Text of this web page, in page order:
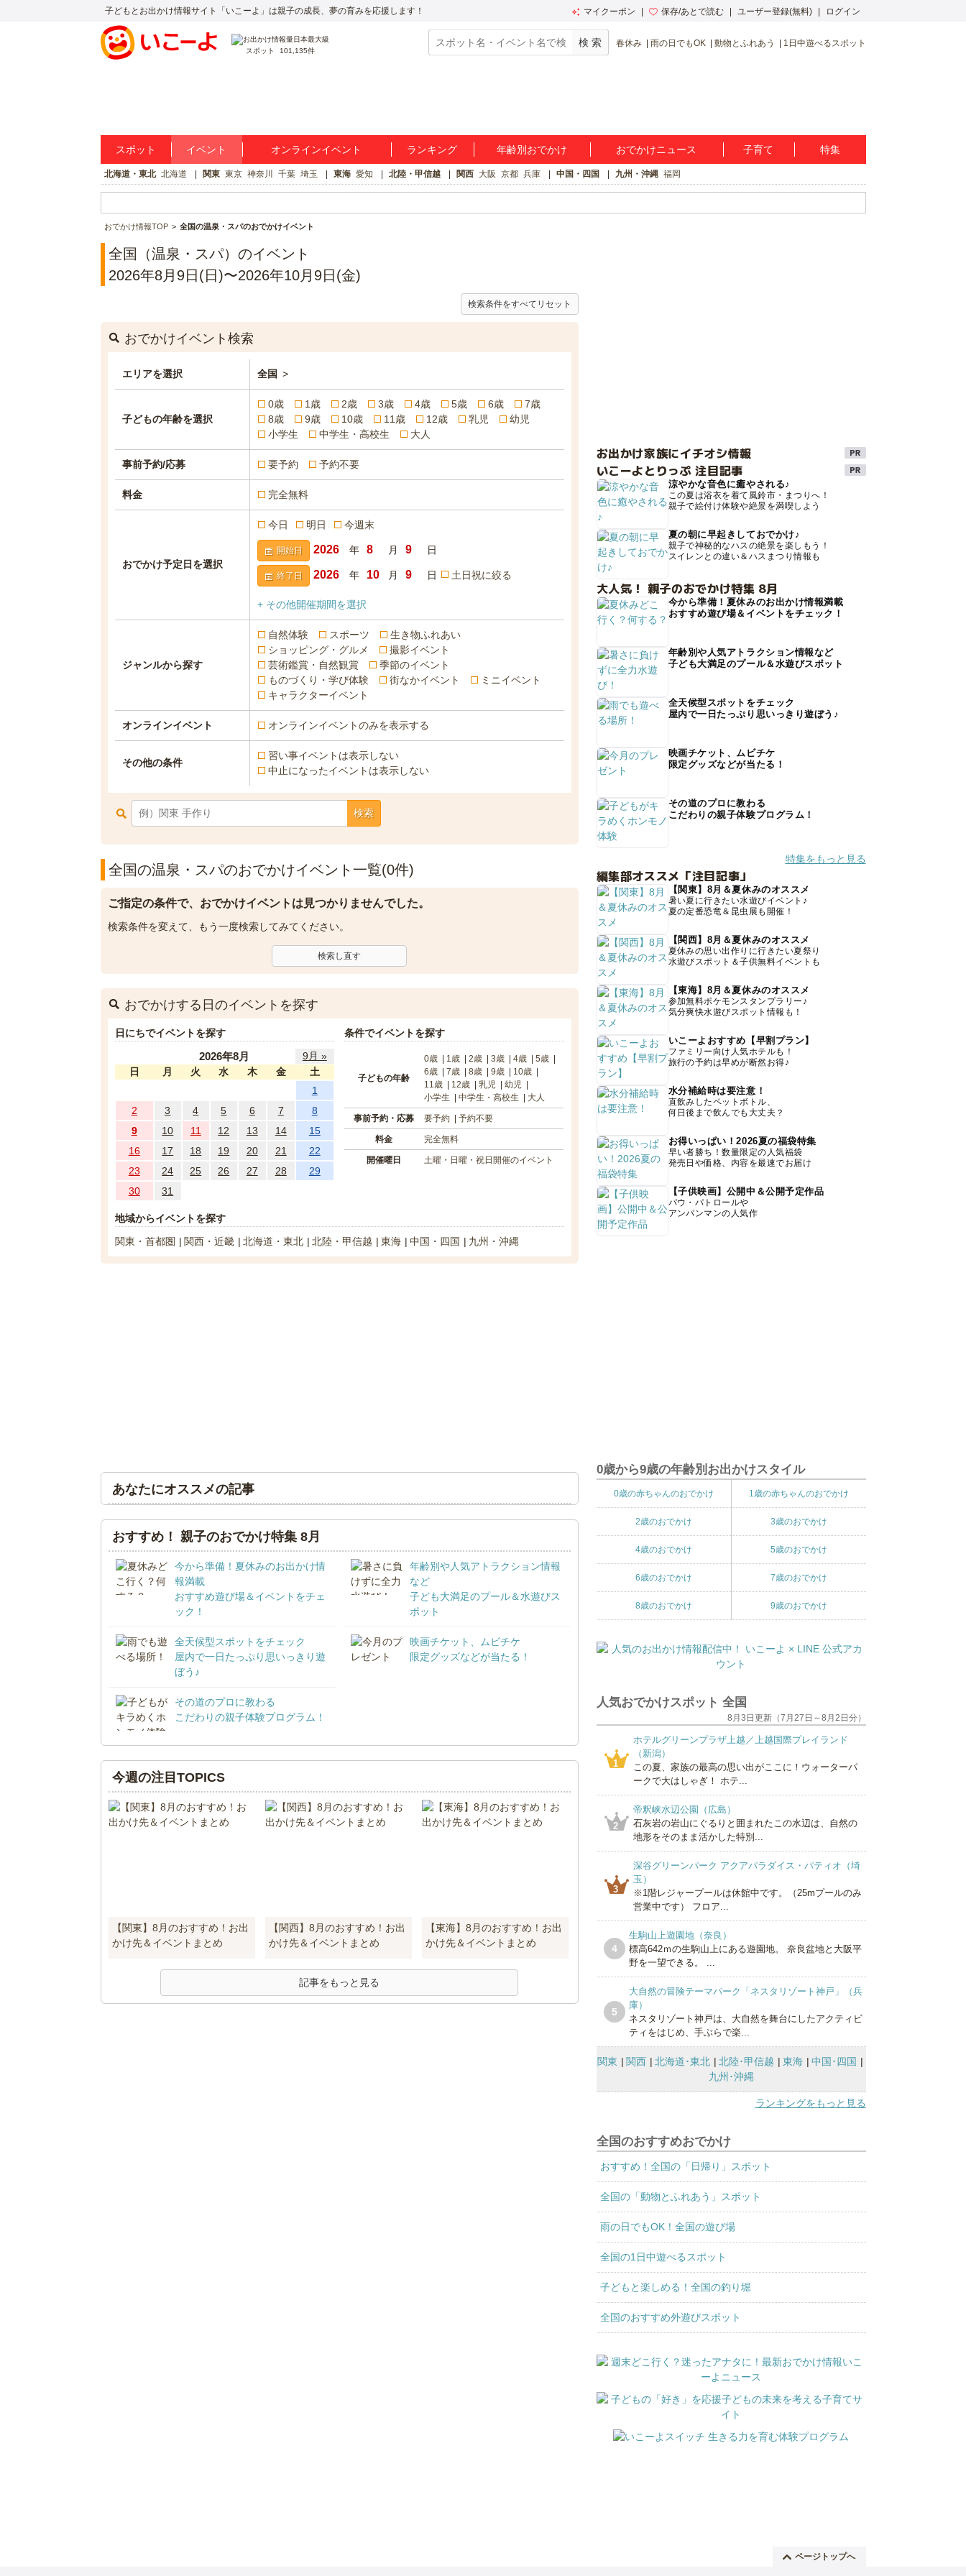
子どもとお出かけ情報サイト「いこーよ」は親子の成長、夢の育みを応援します！ マイクーポン 保存/あとで読む ユーザー登録(無料) ログイン
スポット 101,135件
春休み 雨の日でもOK 動物とふれあう 1日中遊べるスポット
スポット イベント オンラインイベント ランキング 年齢別おでかけ おでかけニュース 子育て 特集
北海道・東北 北海道 関東 東京 神奈川 千葉 埼玉 東海 愛知 北陸・甲信越 関西 大阪 京都 兵庫 中国・四国 九州・沖縄 福岡
おでかけ情報TOP 全国の温泉・スパのおでかけイベント
全国（温泉・スパ）のイベント
2026年8月9日(日)〜2026年10月9日(金)
検索条件をすべてリセット
おでかけイベント検索
エリアを選択 全国 >
子どもの年齢を選択
0歳 1歳 2歳 3歳 4歳 5歳 6歳
7歳
8歳
9歳 10歳 11歳 12歳 乳児
幼児
小学生
中学生・高校生 大人
事前予約/応募 要予約 予約不要
料金 完全無料
おでかけ予定日を選択
今日 明日 今週末
開始日 年 月 日
終了日 年 月 日 土日祝に絞る
+ その他開催期間を選択
ジャンルから探す
自然体験 スポーツ
生き物ふれあい
ショッピング・グルメ
撮影イベント
芸術鑑賞・自然観賞
季節のイベント
ものづくり・学び体験
街なかイベント
ミニイベント
キャラクターイベント
オンラインイベント オンラインイベントのみを表示する
その他の条件
習い事イベントは表示しない
中止になったイベントは表示しない
検索
全国の温泉・スパのおでかけイベント一覧(0件)
ご指定の条件で、おでかけイベントは見つかりませんでした。
検索条件を変えて、もう一度検索してみてください。
検索し直す
おでかけする日のイベントを探す
日にちでイベントを探す
2026年8月
9月 »
日
月 火 水 木 金
土
1
2
3 4 5 6 7
8
9
10 11 12 13 14
15
16
17 18 19 20 21
22
23
24 25 26 27 28
29
30
31
条件でイベントを探す
子どもの年齢
0歳 1歳 2歳 3歳 4歳
5歳
6歳
7歳 8歳 9歳
10歳
11歳
12歳 乳児
幼児
小学生
中学生・高校生 大人
事前予約・応募 要予約 予約不要
料金 完全無料
開催曜日 土曜・日曜・祝日開催のイベント
地域からイベントを探す
関東・首都圏
関西・近畿 北海道・東北 北陸・甲信越 東海 中国・四国 九州・沖縄
あなたにオススメの記事
おすすめ！ 親子のおでかけ特集 8月
今から準備！夏休みのお出かけ情
報満載
おすすめ遊び場＆イベントをチェ
ック！
年齢別や人気アトラクション情報
など
子ども大満足のプール＆水遊びス
ポット
全天候型スポットをチェック
屋内で一日たっぷり思いっきり遊
ぼう♪
映画チケット、ムビチケ
限定グッズなどが当たる！
その道のプロに教わる
こだわりの親子体験プログラム！
今週の注目TOPICS
【関東】8月のおすすめ！お出
かけ先＆イベントまとめ
【関西】8月のおすすめ！お出
かけ先＆イベントまとめ
【東海】8月のおすすめ！お出
かけ先＆イベントまとめ
記事をもっと見る
お出かけ家族にイチオシ情報
いこーよとりっぷ 注目記事
涼やかな音色に癒やされる♪
この夏は浴衣を着て風鈴市・まつりへ！
親子で絵付け体験や絶景を満喫しよう
夏の朝に早起きしておでかけ♪
親子で神秘的なハスの絶景を楽しもう！
スイレンとの違い＆ハスまつり情報も
大人気！ 親子のおでかけ特集 8月
今から準備！夏休みのお出かけ情報満載
おすすめ遊び場＆イベントをチェック！
年齢別や人気アトラクション情報など
子ども大満足のプール＆水遊びスポット
全天候型スポットをチェック
屋内で一日たっぷり思いっきり遊ぼう♪
映画チケット、ムビチケ
限定グッズなどが当たる！
その道のプロに教わる
こだわりの親子体験プログラム！
特集をもっと見る
編集部オススメ「注目記事」
【関東】8月＆夏休みのオススメ
暑い夏に行きたい水遊びイベント♪
夏の定番恐竜＆昆虫展も開催！
【関西】8月＆夏休みのオススメ
夏休みの思い出作りに行きたい夏祭り
水遊びスポット＆子供無料イベントも
【東海】8月＆夏休みのオススメ
参加無料ポケモンスタンプラリー♪
気分爽快水遊びスポット情報も！
いこーよおすすめ【早割プラン】
ファミリー向け人気ホテルも！
旅行の予約は早めが断然お得♪
水分補給時は要注意！
直飲みしたペットボトル、
何日後まで飲んでも大丈夫？
お得いっぱい！2026夏の福袋特集
早い者勝ち！数量限定の人気福袋
発売日や価格、内容を最速でお届け
【子供映画】公開中＆公開予定作品
パウ・パトロールや
アンパンマンの人気作
0歳から9歳の年齢別お出かけスタイル
0歳の赤ちゃんのおでかけ 1歳の赤ちゃんのおでかけ
2歳のおでかけ 3歳のおでかけ
4歳のおでかけ 5歳のおでかけ
6歳のおでかけ 7歳のおでかけ
8歳のおでかけ 9歳のおでかけ
人気おでかけスポット 全国
8月3日更新（7月27日～8月2日分）
1
ホテルグリーンプラザ上越／上越国際プレイランド
（新潟）
この夏、家族の最高の思い出がここに！ウォーターパ
ークで大はしゃぎ！ ホテ...
2
帝釈峡水辺公園（広島）
石灰岩の岩山にぐるりと囲まれたこの水辺は、自然の
地形をそのまま活かした特別...
3
深谷グリーンパーク アクアパラダイス・パティオ（埼
玉）
※1階レジャープールは休館中です。（25mプールのみ
営業中です） フロア...
4
生駒山上遊園地（奈良）
標高642ｍの生駒山上にある遊園地。 奈良盆地と大阪平
野を一望できる。 ...
5
大自然の冒険テーマパーク「ネスタリゾート神戸」（兵
庫）
ネスタリゾート神戸は、大自然を舞台にしたアクティビ
ティをはじめ、手ぶらで楽...
関東 関西 北海道･東北 北陸･甲信越 東海
中国･四国
九州･沖縄
ランキングをもっと見る
全国のおすすめおでかけ
おすすめ！全国の「日帰り」スポット
全国の「動物とふれあう」スポット
雨の日でもOK！全国の遊び場
全国の1日中遊べるスポット
子どもと楽しめる！全国の釣り堀
全国のおすすめ外遊びスポット
ページトップへ